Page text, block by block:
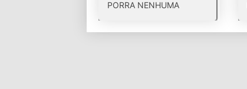
PORRA NENHUMA